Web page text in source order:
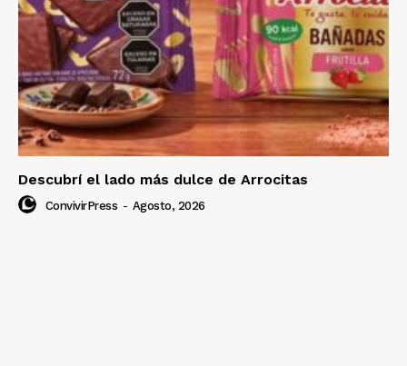
Descubrí el lado más dulce de Arrocitas
ConvivirPress - Agosto, 2026